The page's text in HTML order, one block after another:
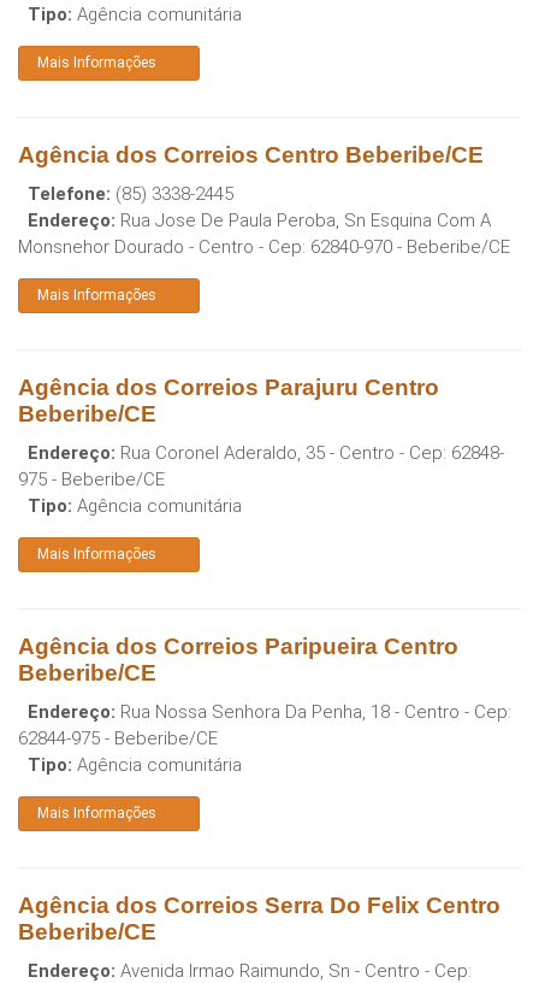
Tipo: Agência comunitária
Mais Informações
Agência dos Correios Centro Beberibe/CE
Telefone: (85) 3338-2445
Endereço: Rua Jose De Paula Peroba, Sn Esquina Com A
Monsnehor Dourado - Centro - Cep: 62840-970 - Beberibe/CE
Mais Informações
Agência dos Correios Parajuru Centro
Beberibe/CE
Endereço: Rua Coronel Aderaldo, 35 - Centro - Cep: 62848-
975 - Beberibe/CE
Tipo: Agência comunitária
Mais Informações
Agência dos Correios Paripueira Centro
Beberibe/CE
Endereço: Rua Nossa Senhora Da Penha, 18 - Centro - Cep:
62844-975 - Beberibe/CE
Tipo: Agência comunitária
Mais Informações
Agência dos Correios Serra Do Felix Centro
Beberibe/CE
Endereço: Avenida Irmao Raimundo, Sn - Centro - Cep: